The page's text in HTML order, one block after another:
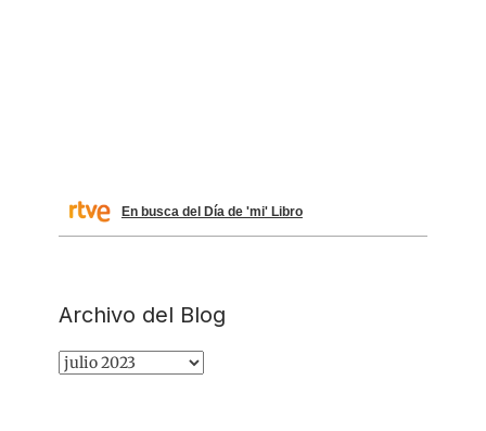
En busca del Día de 'mi' Libro
Archivo del Blog
Archivo